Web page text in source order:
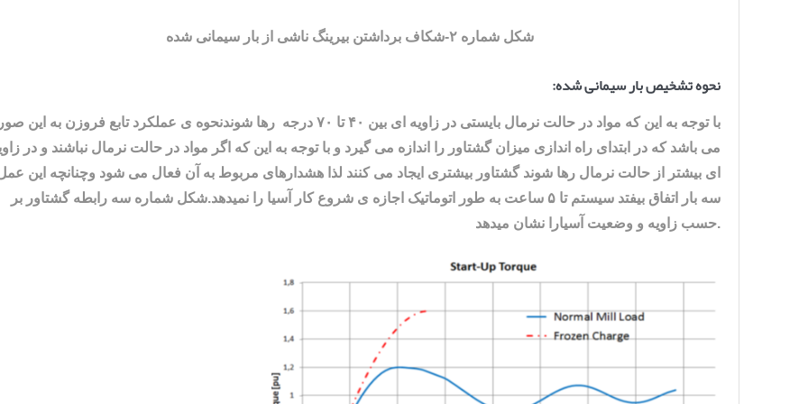
شکل شماره ۲-شکاف برداشتن بیرینگ ناشی از بار سیمانی شده
نحوه تشخیص بار سیمانی شده:
با توجه به این که مواد در حالت نرمال بایستی در زاویه ای بین ۴۰ تا ۷۰ درجه رها شوندنحوه ی عملکرد تابع فروزن به
می باشد که در ابتدای راه اندازی میزان گشتاور را اندازه می گیرد و با توجه به این که اگر مواد در حالت نرمال نباشند و در
ای بیشتر از حالت نرمال رها شوند گشتاور بیشتری ایجاد می کنند لذا هشدارهای مربوط به آن فعال می شود وچنانچه این
سه بار اتفاق بیفتد سیستم تا ۵ ساعت به طور اتوماتیک اجازه ی شروع کار آسیا را نمیدهد.شکل شماره سه رابطه گشتاور بر
حسب زاویه و وضعیت آسیارا نشان میدهد.